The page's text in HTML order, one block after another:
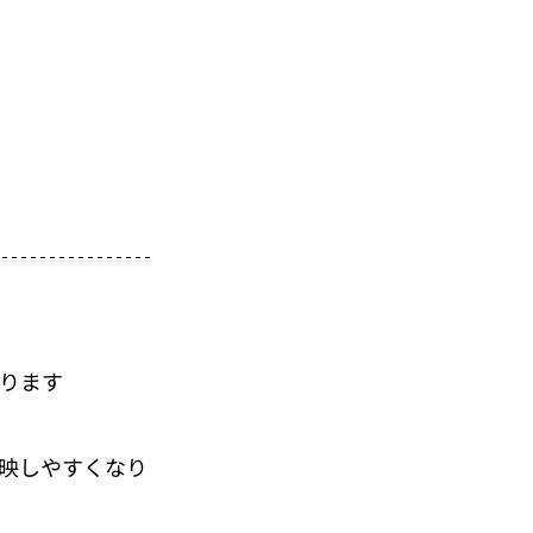
ます
しやすくなり